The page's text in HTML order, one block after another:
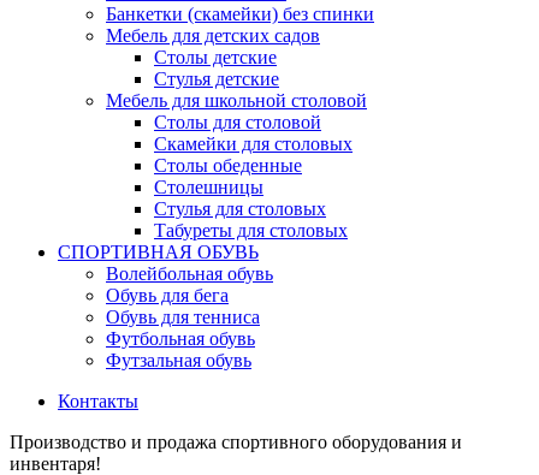
Банкетки (скамейки) без спинки
Мебель для детских садов
Столы детские
Стулья детские
Мебель для школьной столовой
Столы для столовой
Скамейки для столовых
Столы обеденные
Столешницы
Стулья для столовых
Табуреты для столовых
СПОРТИВНАЯ ОБУВЬ
Волейбольная обувь
Обувь для бега
Обувь для тенниса
Футбольная обувь
Футзальная обувь
Контакты
Производство и продажа спортивного оборудования и
инвентаря!